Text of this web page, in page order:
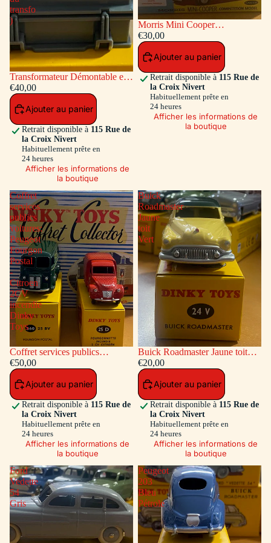
transfo
)
Transformateur Démontable en
matiére plastique Ref ADT-833
( Accessoires a l'intérieur du
transfo )
€40,00
Ajouter au panier
Retrait disponible à 115 Rue de
la Croix Nivert
Habituellement prête en
24 heures
Afficher les informations de
la boutique
Morris Mini Cooper
Competition #7 Bleu / Toit et
Capot Blanc
€30,00
Ajouter au panier
Retrait disponible à 115 Rue de
la Croix Nivert
Habituellement prête en
24 heures
Afficher les informations de
la boutique
Coffret
services
publics
voitures:
Peugeot
Fourgon
Postal
-
Citroen
2CV
incendie
Dinky
Toys
Coffret services publics
voitures: Peugeot Fourgon
Postal - Citroen 2CV incendie
Dinky Toys
€50,00
Ajouter au panier
Retrait disponible à 115 Rue de
la Croix Nivert
Habituellement prête en
24 heures
Afficher les informations de
la boutique
Buick
Roadmaster
Jaune
toit
Vert
Buick Roadmaster Jaune toit
Vert
€20,00
Ajouter au panier
Retrait disponible à 115 Rue de
la Croix Nivert
Habituellement prête en
24 heures
Afficher les informations de
la boutique
Ford
Vedette
54
Gris
Peugeot
203
Bleu
Pétrole